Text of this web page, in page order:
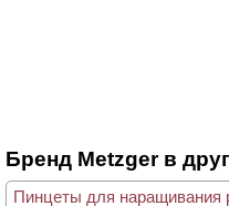
Бренд Metzger в
Пинцеты для наращивания